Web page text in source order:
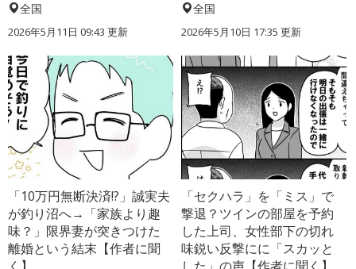
全国
2026年5月11日 09:43 更新
全国
2026年5月10日 17:35 更新
「10万円無断決済!?」誠実夫
が釣り沼へ→「家族より趣
味？」限界妻が突きつけた
離婚という結末【作者に聞
「セクハラ」を「ミス」で
撃退？ツインの部屋を予約
した上司、女性部下の切れ
味鋭い反撃にに「スカッと